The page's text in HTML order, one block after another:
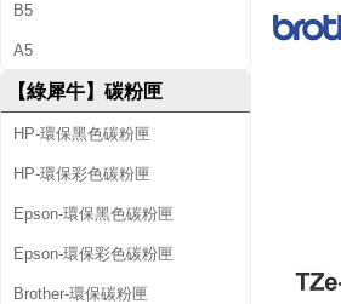
B5
A5
【綠犀牛】碳粉匣
HP-環保黑色碳粉匣
HP-環保彩色碳粉匣
Epson-環保黑色碳粉匣
Epson-環保彩色碳粉匣
Brother-環保碳粉匣